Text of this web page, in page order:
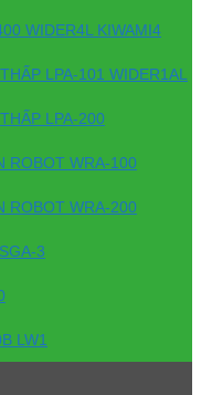
WIDER4L KIWAMI4
LPA-101 WIDER1AL
LPA-200
ROBOT WRA-100
ROBOT WRA-200
3
LW1